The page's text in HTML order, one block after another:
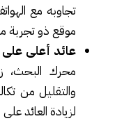
تجاوبه مع
موقع ذو تجربة
عائد أعلى على
محرك البحث،
والتقليل من
لزيادة العائد على